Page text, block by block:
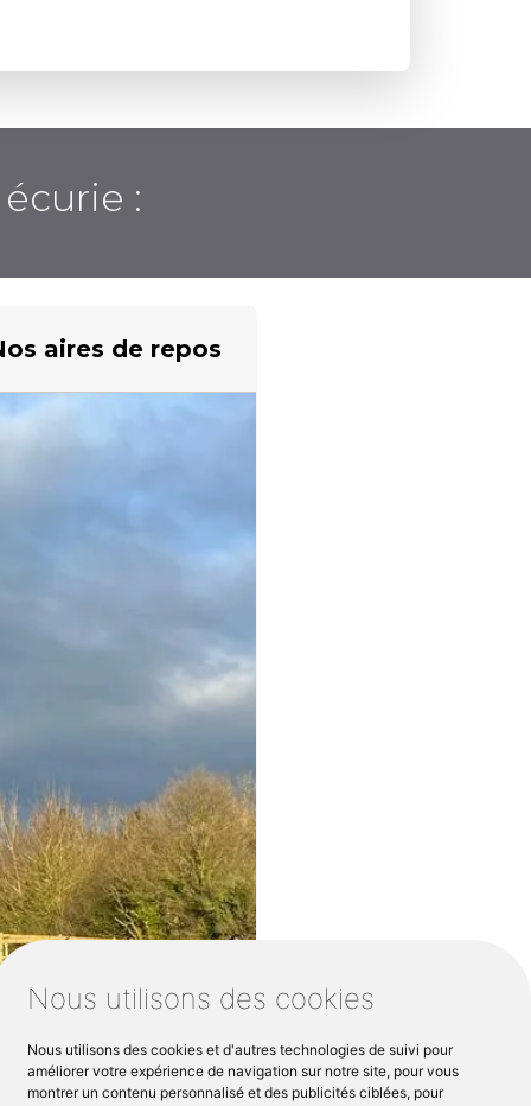
Nous utilisons des cookies
Nous utilisons des cookies et d'autres technologies de suivi pour
améliorer votre expérience de navigation sur notre site, pour vous
montrer un contenu personnalisé et des publicités ciblées, pour
:
aires de repos